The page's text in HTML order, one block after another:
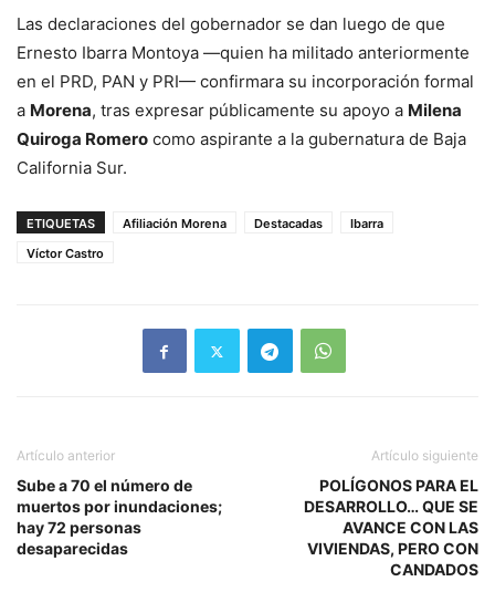
Las declaraciones del gobernador se dan luego de que
Ernesto Ibarra Montoya —quien ha militado anteriormente
en el PRD, PAN y PRI— confirmara su incorporación formal
a Morena, tras expresar públicamente su apoyo a Milena
Quiroga Romero como aspirante a la gubernatura de Baja
California Sur.
ETIQUETAS Afiliación Morena Destacadas
Ibarra
Víctor Castro
Artículo anterior
Sube a 70 el número de
muertos por inundaciones;
hay 72 personas
desaparecidas
Artículo siguiente
POLÍGONOS PARA EL
DESARROLLO… QUE SE
AVANCE CON LAS
VIVIENDAS, PERO CON
CANDADOS